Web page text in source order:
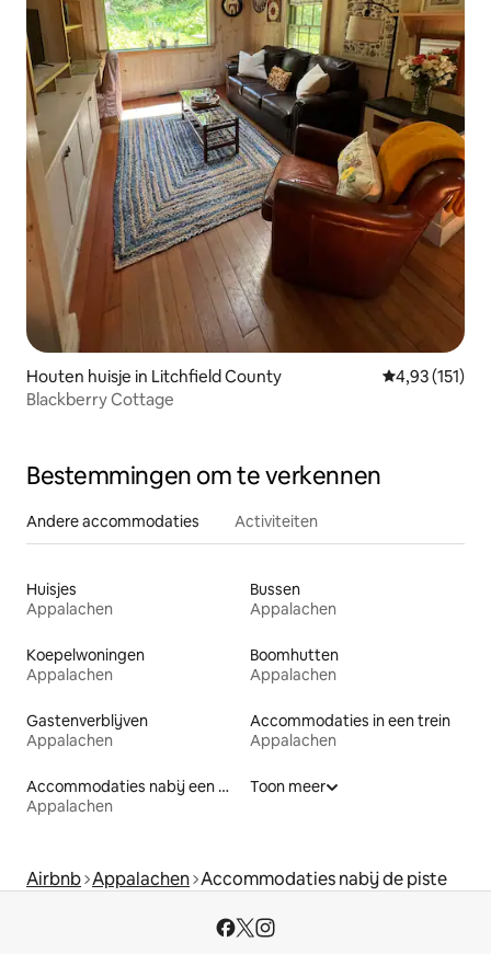
Houten huisje in Litchfield County Gemiddelde
4,93 (151)
Blackberry Cottage
Bestemmingen om te verkennen
Andere accommodaties Activiteiten
Huisjes
Appalachen
Bussen
Appalachen
Koepelwoningen
Appalachen
Boomhutten
Appalachen
Gastenverblijven
Appalachen
Accommodaties in een trein
Appalachen
Accommodaties nabij een meer
Appalachen
Toon meer
Airbnb Appalachen Accommodaties nabij de piste